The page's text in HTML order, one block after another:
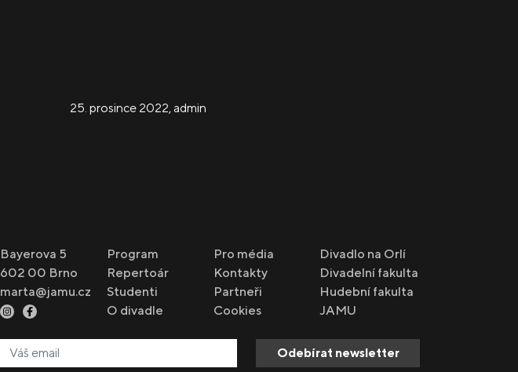
25. prosince 2022, admin
Bayerova 5
602 00 Brno
marta@jamu.cz
Program
Repertoár
Studenti
O divadle
Pro média
Kontakty
Partneři
Cookies
Divadlo na Orlí
Divadelní fakulta
Hudební fakulta
JAMU